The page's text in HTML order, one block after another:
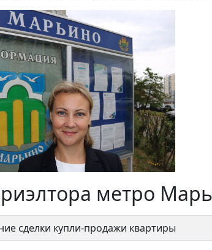
метро
сделки купли-продажи квартиры